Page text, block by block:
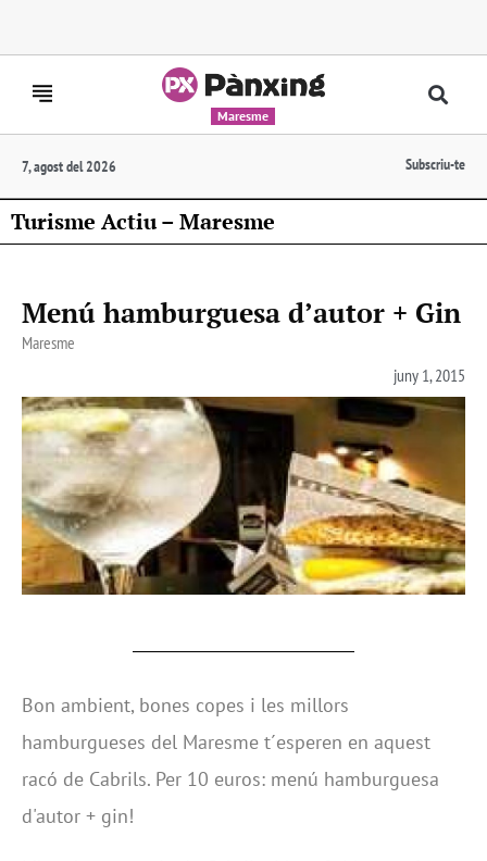
Maresme
7, agost del 2026 Subscriu-te
Turisme Actiu – Maresme
Menú hamburguesa d’autor + Gin
Maresme
juny 1, 2015
Bon ambient, bones copes i les millors
hamburgueses del Maresme t´esperen en aquest
racó de Cabrils. Per 10 euros: menú hamburguesa
d'autor + gin!